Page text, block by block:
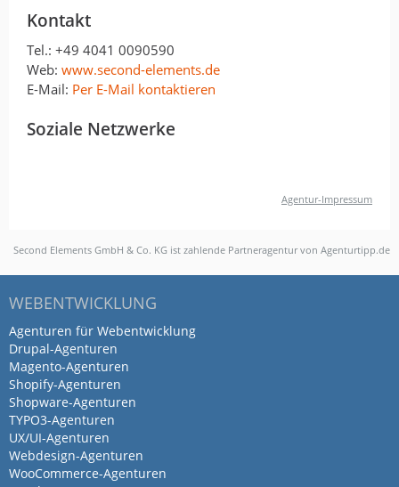
Unternehmen nun schon seit mehr als 10
Jahren erfolgreich und mit großer
seit einiger Zeit auch zu KI, insbesondere
Zusammenarbeit!
von Timmo Krause-Dünow · CANUSA TOURISTIK GmbH
& Co. KG · 51 bis 250 Mitarbeiter · 18. September 2025
Second Elements unterstützt uns operativ
sowie strategisch. Alle Ansprechpartner
bringen viel Expertise und Erfahrung mit
und arbeiten sehr eng mit unseren Teams
zusammen. Unabhängige externe
Kontakt
Tel.: +49 4041 0090590
Web: www.second-elements.de
E-Mail: Per E-Mail kontaktieren
Soziale Netzwerke
Agentur-Impressum
Second Elements GmbH & Co. KG ist zahlende Partneragentur von Agenturtipp.de
WEBENTWICKLUNG
Agenturen für Webentwicklung
Drupal-Agenturen
Magento-Agenturen
Shopify-Agenturen
Shopware-Agenturen
TYPO3-Agenturen
UX/UI-Agenturen
Webdesign-Agenturen
WooCommerce-Agenturen